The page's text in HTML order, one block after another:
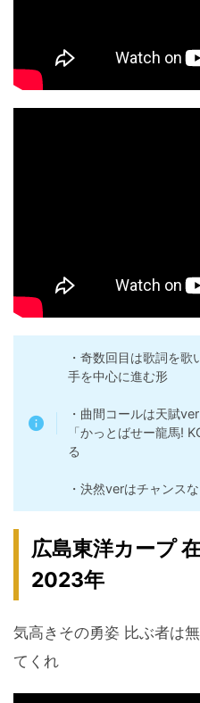
・奇数回目は歌詞を
手を中心に進む形
・曲間コールは天賦
「かっとばせー龍馬!
る
・決然verはチャンス
広島東洋カープ
2023年
気高きその勇姿 比ぶ者は
てくれ